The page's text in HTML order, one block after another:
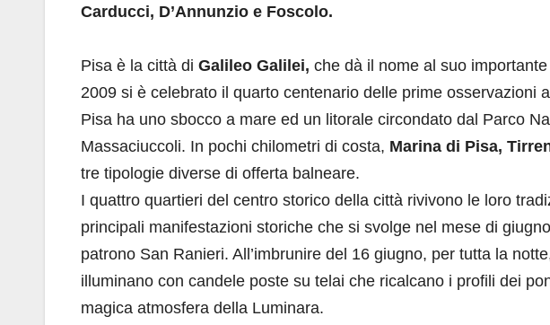
Carducci, D’Annunzio e Foscolo.
Pisa è la città di Galileo Galilei, che dà il nome al suo
2009 si è celebrato il quarto centenario delle prime osservazioni
Pisa ha uno sbocco a mare ed un litorale circondato dal Parco
Massaciuccoli. In pochi chilometri di costa, Marina di Pisa,
tre tipologie diverse di offerta balneare.
I quattro quartieri del centro storico della città rivivono le loro
principali manifestazioni storiche che si svolge nel mese di
patrono San Ranieri. All’imbrunire del 16 giugno, per tutta la
illuminano con candele poste su telai che ricalcano i profili dei
magica atmosfera della Luminara.